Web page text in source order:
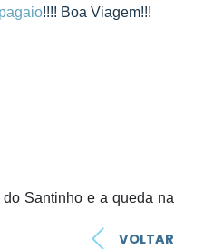
!!!! Boa Viagem!!!
Santinho e a queda na
VOLTAR